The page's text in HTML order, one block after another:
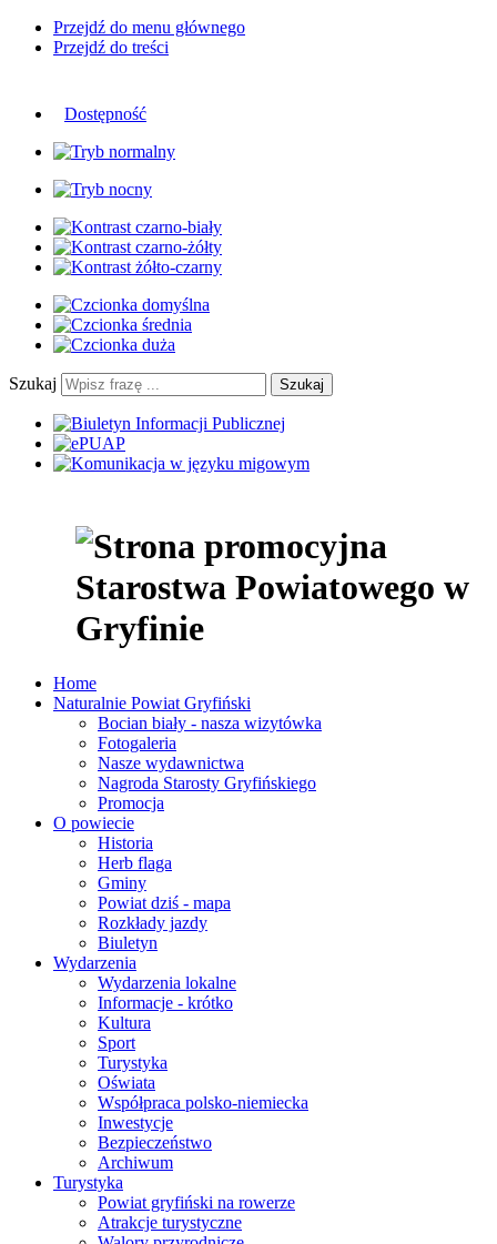
Przejdź do menu głównego
Przejdź do treści
Dostępność
Szukaj Szukaj
Home
Naturalnie Powiat Gryfiński
Bocian biały - nasza wizytówka
Fotogaleria
Nasze wydawnictwa
Nagroda Starosty Gryfińskiego
Promocja
O powiecie
Historia
Herb flaga
Gminy
Powiat dziś - mapa
Rozkłady jazdy
Biuletyn
Wydarzenia
Wydarzenia lokalne
Informacje - krótko
Kultura
Sport
Turystyka
Oświata
Współpraca polsko-niemiecka
Inwestycje
Bezpieczeństwo
Archiwum
Turystyka
Powiat gryfiński na rowerze
Atrakcje turystyczne